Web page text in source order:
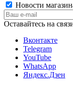
Новости
Оставайтесь на
Вконтакте
Telegram
YouTube
WhatsApp
Яндекс.Дзен